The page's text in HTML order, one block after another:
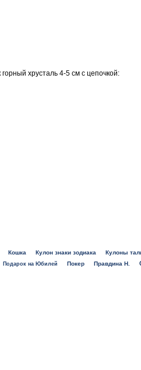
хрусталь 4-5 см с цепочкой:
Кошка Кулон знаки зодиака Кулоны
Подарок на Юбилей Покер Правдина Н.